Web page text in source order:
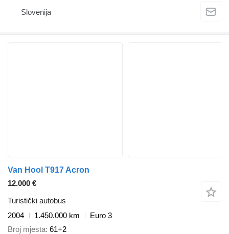
Slovenija
Van Hool T917 Acron
12.000 €
Turistički autobus
2004
1.450.000 km
Euro 3
Broj mjesta 61+2